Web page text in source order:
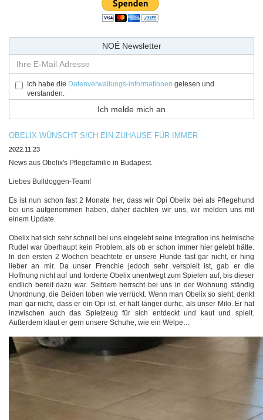
NOÉ Newsletter
Ich habe die Datenverwaltungs-informationen gelesen und
verstanden.
OBELIX WÜNSCHT SICH EIN ZUHAUSE FÜR IMMER
2022.11.23
News aus Obelix's Pflegefamilie in Budapest.
Liebes Bulldoggen-Team!
Es ist nun schon fast 2 Monate her, dass wir Opi Obelix bei als Pflegehund
bei uns aufgenommen haben, daher dachten wir uns, wir melden uns mit
einem Update.
Obelix hat sich sehr schnell bei uns eingelebt seine Integration ins heimische
Rudel war überhaupt kein Problem, als ob er schon immer hier gelebt hätte.
In den ersten 2 Wochen beachtete er unsere Hunde fast gar nicht, er hing
lieber an mir. Da unser Frenchie jedoch sehr verspielt ist, gab er die
Hoffnung nicht auf und forderte Obelix unentwegt zum Spielen auf, bis dieser
endlich bereit dazu war. Seitdem herrscht bei uns in der Wohnung ständig
Unordnung, die Beiden toben wie verrückt. Wenn man Obelix so sieht, denkt
man gar nicht, dass er ein Opi ist, er hält länger durhc, als unser Milo. Er hat
inzwischen auch das Spielzeug für sich entdeckt und kaut und spielt.
Außerdem klaut er gern unsere Schuhe, wie ein Welpe…